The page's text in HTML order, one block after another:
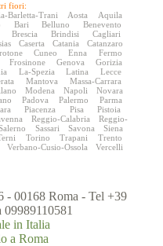
fiori:
Barletta-Trani Aosta
Aquila
Bari Belluno
Benevento
Brescia Brindisi
Cagliari
Caserta Catania
Catanzaro
Cuneo Enna
Fermo
Frosinone Genova
Gorizia
La-Spezia Latina
Lecce
Mantova
Massa-Carrara
Modena Napoli
Novara
Padova Palermo
Parma
Piacenza Pisa
Pistoia
Reggio-Calabria
Reggio-
Sassari Savona
Siena
Torino Trapani
Trento
Verbano-Cusio-Ossola
Vercelli
- 00168 Roma - Tel +39
in Italia
a Roma